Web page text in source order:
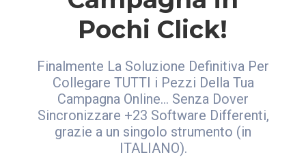
Pochi Click!
Finalmente La Soluzione Definitiva Per
Collegare TUTTI i Pezzi Della Tua
Campagna Online... Senza Dover
Sincronizzare +23 Software Differenti,
grazie a un singolo strumento (in
ITALIANO).